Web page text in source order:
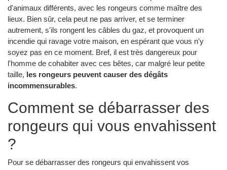
d'animaux différents, avec les rongeurs comme maître des
lieux. Bien sûr, cela peut ne pas arriver, et se terminer
autrement, s'ils rongent les câbles du gaz, et provoquent un
incendie qui ravage votre maison, en espérant que vous n'y
soyez pas en ce moment. Bref, il est très dangereux pour
l'homme de cohabiter avec ces bêtes, car malgré leur petite
taille, les rongeurs peuvent causer des dégâts
incommensurables.
Comment se débarrasser des
rongeurs qui vous envahissent
?
Pour se débarrasser des rongeurs qui envahissent vos